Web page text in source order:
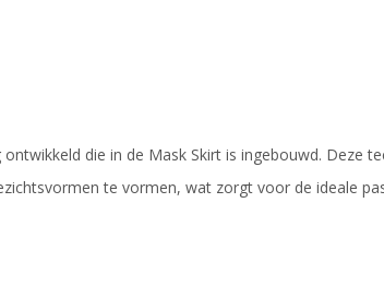
die in de Mask Skirt is ingebouwd. Deze
te vormen, wat zorgt voor de ideale